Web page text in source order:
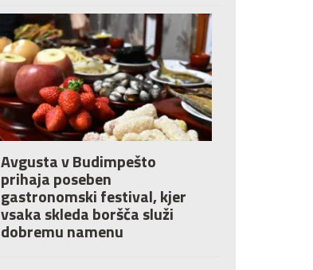
Avgusta v Budimpešto
prihaja poseben
gastronomski festival, kjer
vsaka skleda boršča služi
dobremu namenu